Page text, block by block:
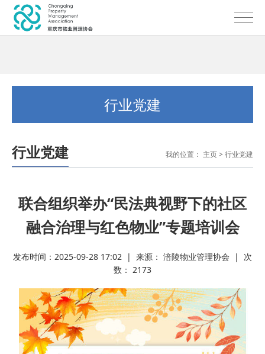
行业党建
行业党建 我的位置： 主页> 行业党建
联合组织举办“民法典视野下的社区
融合治理与红色物业”专题培训会
发布时间：2025-09-28 17:02 | 来源： 涪陵物业管理协会 | 次
数： 2173